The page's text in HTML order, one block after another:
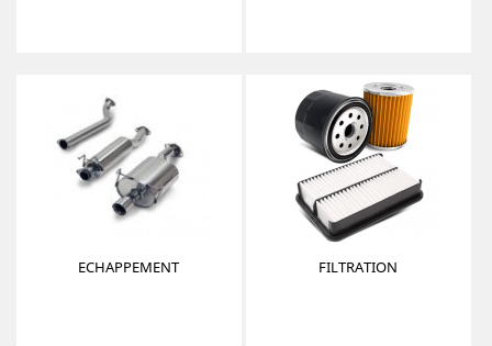
ECHAPPEMENT FILTRATION